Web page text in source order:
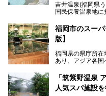
吉井温泉(福岡県
国民保養温泉地に
す。
「ふだん着の温泉
住民や温泉ファ
帰り入浴し、自慢
福岡市のスー
版】
福岡県の県庁所
あり、アジア各国
そんな福岡市は
れるリゾート気分
「筑紫野温泉
人気スパ施設